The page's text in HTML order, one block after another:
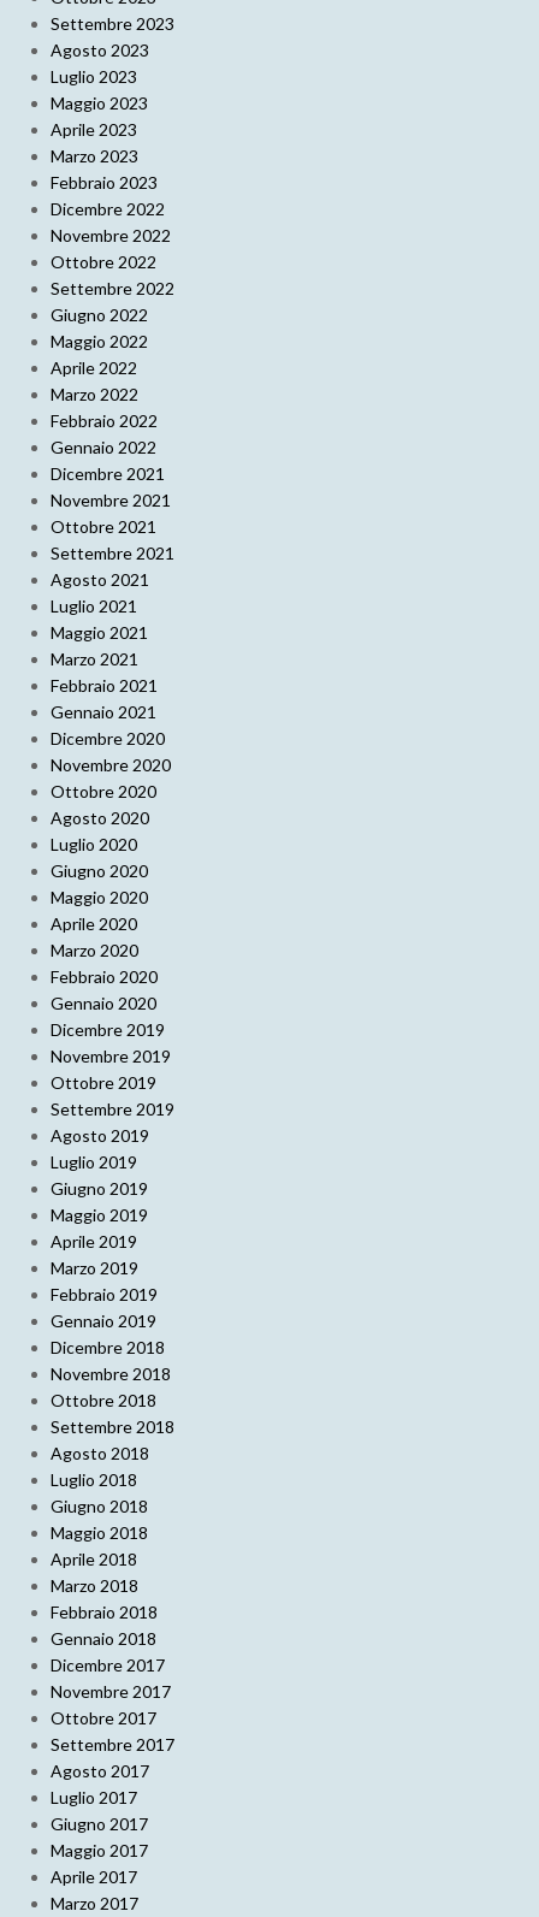
Settembre 2023
Agosto 2023
Luglio 2023
Maggio 2023
Aprile 2023
Marzo 2023
Febbraio 2023
Dicembre 2022
Novembre 2022
Ottobre 2022
Settembre 2022
Giugno 2022
Maggio 2022
Aprile 2022
Marzo 2022
Febbraio 2022
Gennaio 2022
Dicembre 2021
Novembre 2021
Ottobre 2021
Settembre 2021
Agosto 2021
Luglio 2021
Maggio 2021
Marzo 2021
Febbraio 2021
Gennaio 2021
Dicembre 2020
Novembre 2020
Ottobre 2020
Agosto 2020
Luglio 2020
Giugno 2020
Maggio 2020
Aprile 2020
Marzo 2020
Febbraio 2020
Gennaio 2020
Dicembre 2019
Novembre 2019
Ottobre 2019
Settembre 2019
Agosto 2019
Luglio 2019
Giugno 2019
Maggio 2019
Aprile 2019
Marzo 2019
Febbraio 2019
Gennaio 2019
Dicembre 2018
Novembre 2018
Ottobre 2018
Settembre 2018
Agosto 2018
Luglio 2018
Giugno 2018
Maggio 2018
Aprile 2018
Marzo 2018
Febbraio 2018
Gennaio 2018
Dicembre 2017
Novembre 2017
Ottobre 2017
Settembre 2017
Agosto 2017
Luglio 2017
Giugno 2017
Maggio 2017
Aprile 2017
Marzo 2017